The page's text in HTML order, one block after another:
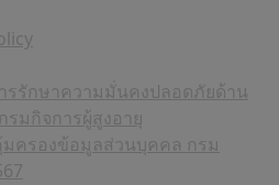
รรักษาความมั่นคงปลอดภัยด้าน
รมกิจการผู้สูงอายุ
มครองข้อมูลส่วนบุคคล กรม